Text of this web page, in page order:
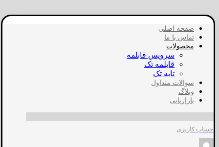
صفحه اصلی
تماس با ما
محصولات
سرویس قابلمه
قابلمه تک
تابه تک
سوالات متداول
وبلاگ
بازاریابی
حساب کاربری